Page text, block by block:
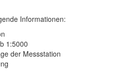
Informationen:
1:5000
der Messstation